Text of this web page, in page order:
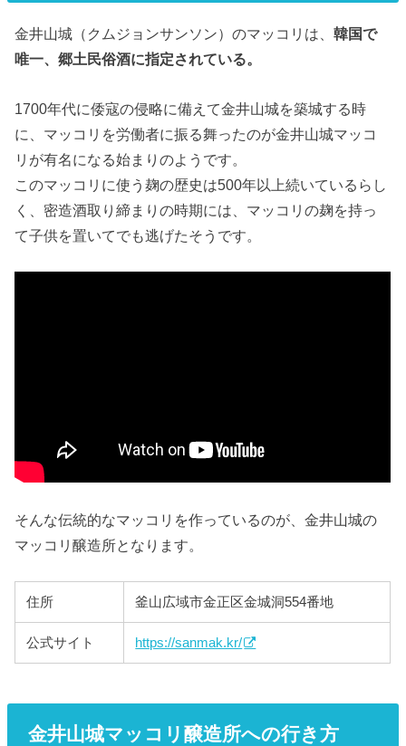
金井山城（クムジョンサンソン）のマッコリは、韓国で
唯一、郷土民俗酒に指定されている。
1700年代に倭寇の侵略に備えて金井山城を築城する時
に、マッコリを労働者に振る舞ったのが金井山城マッコ
リが有名になる始まりのようです。
このマッコリに使う麹の歴史は500年以上続いているらし
く、密造酒取り締まりの時期には、マッコリの麹を持っ
て子供を置いてでも逃げたそうです。
そんな伝統的なマッコリを作っているのが、金井山城の
マッコリ醸造所となります。
住所 釜山広域市金正区金城洞554番地
公式サイト https://sanmak.kr/
金井山城マッコリ醸造所への行き方